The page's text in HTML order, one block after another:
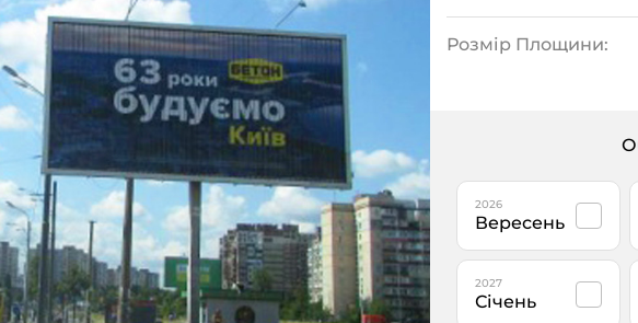
Розмір Площини:
2026
Вересень
2027
Січень